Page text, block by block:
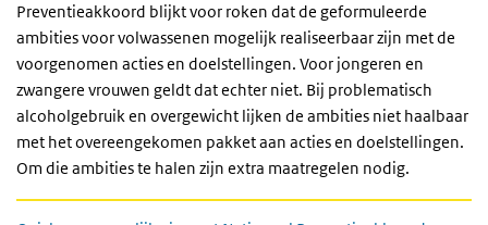
Preventieakkoord blijkt voor roken dat de geformuleerde
ambities voor volwassenen mogelijk realiseerbaar zijn met de
voorgenomen acties en doelstellingen. Voor jongeren en
zwangere vrouwen geldt dat echter niet. Bij problematisch
alcoholgebruik en overgewicht lijken de ambities niet haalbaar
met het overeengekomen pakket aan acties en doelstellingen.
Om die ambities te halen zijn extra maatregelen nodig.